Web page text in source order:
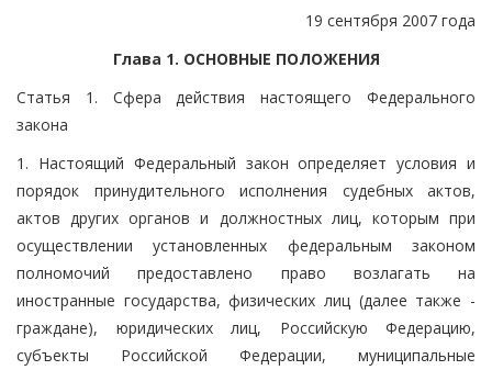
19 сентября 2007 года
Глава 1. ОСНОВНЫЕ ПОЛОЖЕНИЯ
Статья 1. Сфера действия настоящего Федерального
закона
1. Настоящий Федеральный закон определяет условия и
порядок принудительного исполнения судебных актов,
актов других органов и должностных лиц, которым при
осуществлении установленных федеральным законом
полномочий предоставлено право возлагать на
иностранные государства, физических лиц (далее также -
граждане), юридических лиц, Российскую Федерацию,
субъекты Российской Федерации, муниципальные